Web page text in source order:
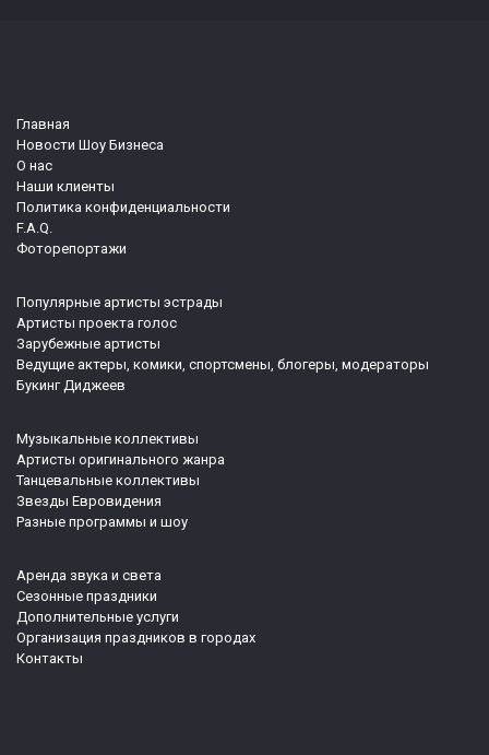
Главная
Новости Шоу Бизнеса
О нас
Наши клиенты
Политика конфиденциальности
F.A.Q.
Фоторепортажи
Популярные артисты эстрады
Артисты проекта голос
Зарубежные артисты
Ведущие актеры, комики, спортсмены, блогеры, модераторы
Букинг Диджеев
Музыкальные коллективы
Артисты оригинального жанра
Танцевальные коллективы
Звезды Евровидения
Разные программы и шоу
Аренда звука и света
Сезонные праздники
Дополнительные услуги
Организация праздников в городах
Контакты